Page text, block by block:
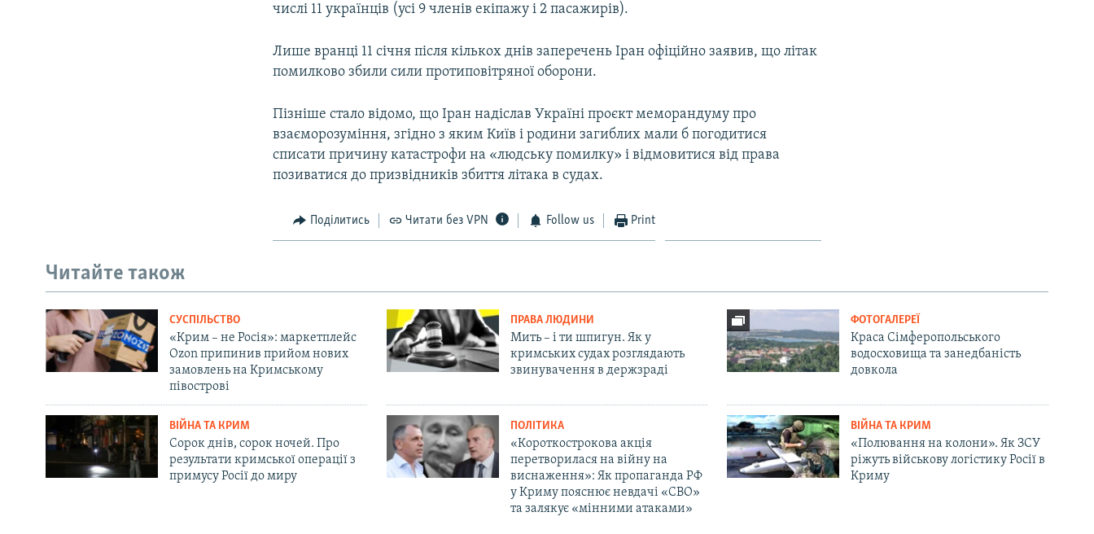
числі 11 українців (усі 9 членів екіпажу і 2 пасажирів).
Лише вранці 11 січня після кількох днів заперечень Іран офіційно заявив, що літак
помилково збили сили протиповітряної оборони.
Пізніше стало відомо, що Іран надіслав Україні проєкт меморандуму про
взаєморозуміння, згідно з яким Київ і родини загиблих мали б погодитися
списати причину катастрофи на «людську помилку» і відмовитися від права
позиватися до призвідників збиття літака в судах.
Поділитись Читати без VPN Follow us Print
Читайте також
СУСПІЛЬСТВО
«Крим – не Росія»: маркетплейс
Ozon припинив прийом нових
замовлень на Кримському
півострові
ПРАВА ЛЮДИНИ
Мить – і ти шпигун. Як у
кримських судах розглядають
звинувачення в держзраді
ФОТОГАЛЕРЕЇ
Краса Сімферопольського
водосховища та занедбаність
довкола
ВІЙНА ТА КРИМ
Сорок днів, сорок ночей. Про
результати кримської операції з
примусу Росії до миру
ПОЛІТИКА
«Короткострокова акція
перетворилася на війну на
виснаження»: Як пропаганда РФ
у Криму пояснює невдачі «СВО»
та залякує «мінними атаками»
ВІЙНА ТА КРИМ
«Полювання на колони». Як ЗСУ
ріжуть військову логістику Росії в
Криму